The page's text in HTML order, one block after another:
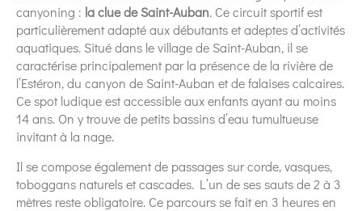
canyoning : la clue de Saint-Auban. Ce circuit sportif est
particulièrement adapté aux débutants et adeptes d’activités
aquatiques. Situé dans le village de Saint-Auban, il se
caractérise principalement par la présence de la rivière de
l’Estéron, du canyon de Saint-Auban et de falaises calcaires.
Ce spot ludique est accessible aux enfants ayant au moins
14 ans. On y trouve de petits bassins d’eau tumultueuse
invitant à la nage.
Il se compose également de passages sur corde, vasques,
toboggans naturels et cascades. L’un de ses sauts de 2 à 3
mètres reste obligatoire. Ce parcours se fait en 3 heures en